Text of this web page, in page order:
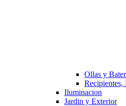
Ollas y
Recipientes,
Iluminacion
Jardin y Exterior